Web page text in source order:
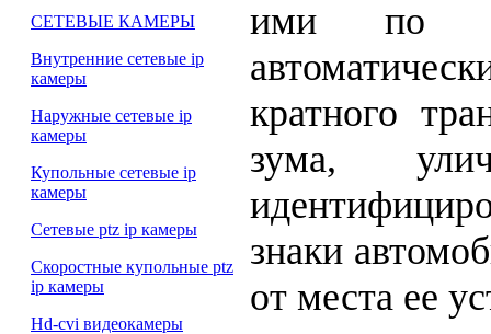
СЕТЕВЫЕ КАМЕРЫ
Внутренние сетевые ip
камеры
Наружные сетевые ip
камеры
Купольные сетевые ip
камеры
Сетевые ptz ip камеры
Скоростные купольные ptz
ip камеры
Hd-cvi видеокамеры
ими по
кратного
зума,
знаки
от места ее